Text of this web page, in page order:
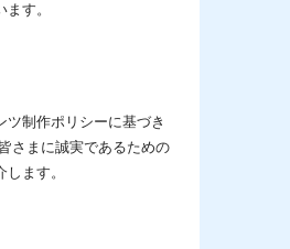
す。
ツ制作ポリシーに基づき
さまに誠実であるための
します。